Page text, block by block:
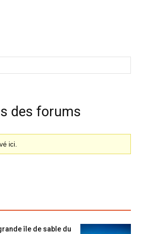
des forums
ici.
île de sable du